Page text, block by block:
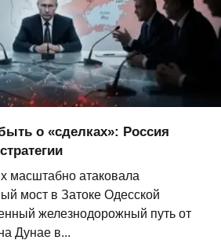
о «сделках»: Россия
масштабно атаковала
мост в Затоке Одесской
железнодорожный путь от
Дунае в...